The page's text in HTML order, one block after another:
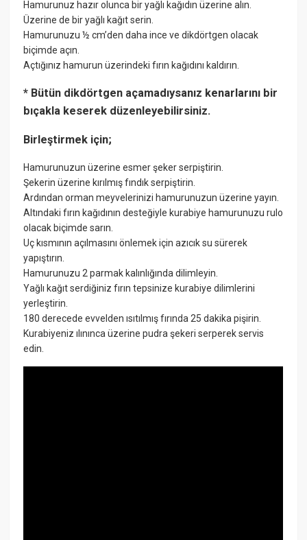
Hamurunuz hazır olunca bir yağlı kağıdın üzerine alın.
Üzerine de bir yağlı kağıt serin.
Hamurunuzu ½ cm’den daha ince ve dikdörtgen olacak
biçimde açın.
Açtığınız hamurun üzerindeki fırın kağıdını kaldırın.
* Bütün dikdörtgen açamadıysanız kenarlarını bir
bıçakla keserek düzenleyebilirsiniz.
Birleştirmek için;
Hamurunuzun üzerine esmer şeker serpiştirin.
Şekerin üzerine kırılmış fındık serpiştirin.
Ardından orman meyvelerinizi hamurunuzun üzerine yayın.
Altındaki fırın kağıdının desteğiyle kurabiye hamurunuzu rulo
olacak biçimde sarın.
Uç kısmının açılmasını önlemek için azıcık su sürerek
yapıştırın.
Hamurunuzu 2 parmak kalınlığında dilimleyin.
Yağlı kağıt serdiğiniz fırın tepsinize kurabiye dilimlerini
yerleştirin.
180 derecede evvelden ısıtılmış fırında 25 dakika pişirin.
Kurabiyeniz ılınınca üzerine pudra şekeri serperek servis
edin.